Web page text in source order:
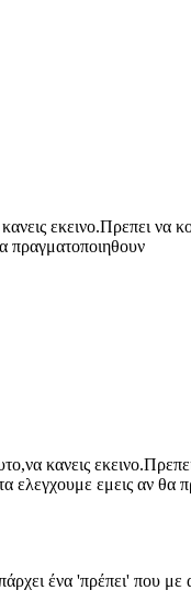
εκεινο.Πρεπει
πραγματοποιηθουν
κανεις
ελεγχουμε εμεις αν θα
ένα 'πρέπει' που